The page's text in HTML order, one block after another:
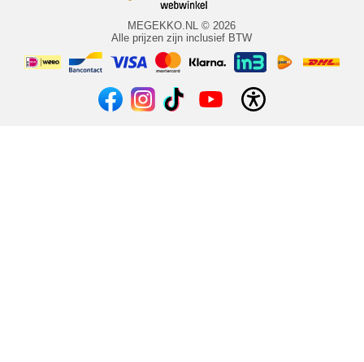
MEGEKKO.NL © 2026
Alle prijzen zijn inclusief BTW